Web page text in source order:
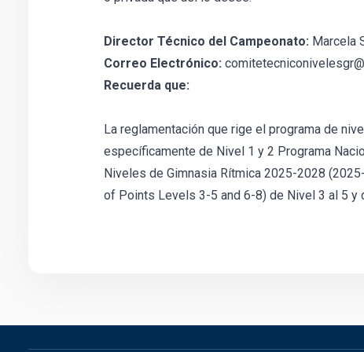
Director Técnico del Campeonato: Marcela
Correo Electrónico:
Recuerda que:
La reglamentación que rige el programa de
específicamente de Nivel 1 y 2 Programa
Niveles de Gimnasia Rítmica 2025-2028
of Points Levels 3-5 and 6-8) de Nivel 3 al 5 y